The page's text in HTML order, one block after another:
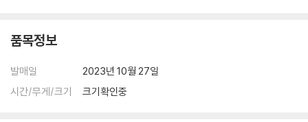
품목정보
발매일
2023년 10월 27일
시간/무게/크기
크기확인중